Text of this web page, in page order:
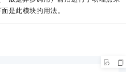
是此模块的用法。